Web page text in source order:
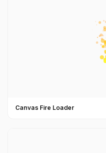
Canvas Fire Loader